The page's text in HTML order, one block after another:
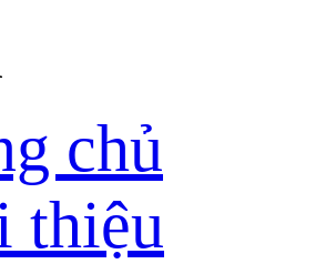
chủ
thiệu